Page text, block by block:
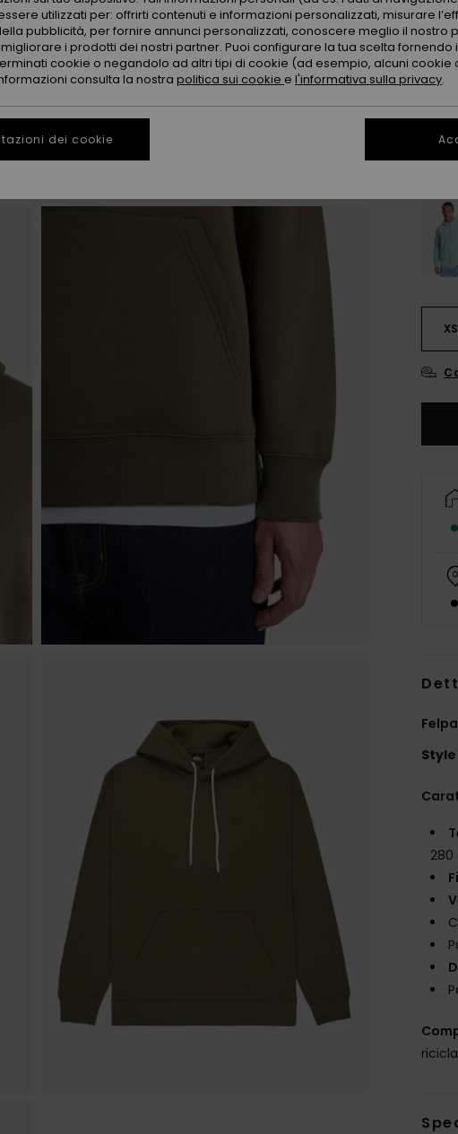
Colori
XS
Style
utilizzati per: offrirti contenuti e informazioni personalizzati, misurare
pubblicità, per fornire annunci personalizzati, conoscere meglio il nostro
i prodotti dei nostri partner. Puoi configurare la tua scelta fornendo
cookie o negandolo ad altri tipi di cookie (ad esempio, alcuni cookie
consulta la nostra politica sui cookie e l'informativa sulla privacy.
dei cookie